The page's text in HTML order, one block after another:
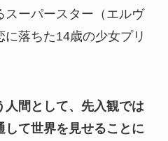
スーパースター（エルヴ
に落ちた14歳の少女プリ
人間として、先入観では
て世界を見せることに